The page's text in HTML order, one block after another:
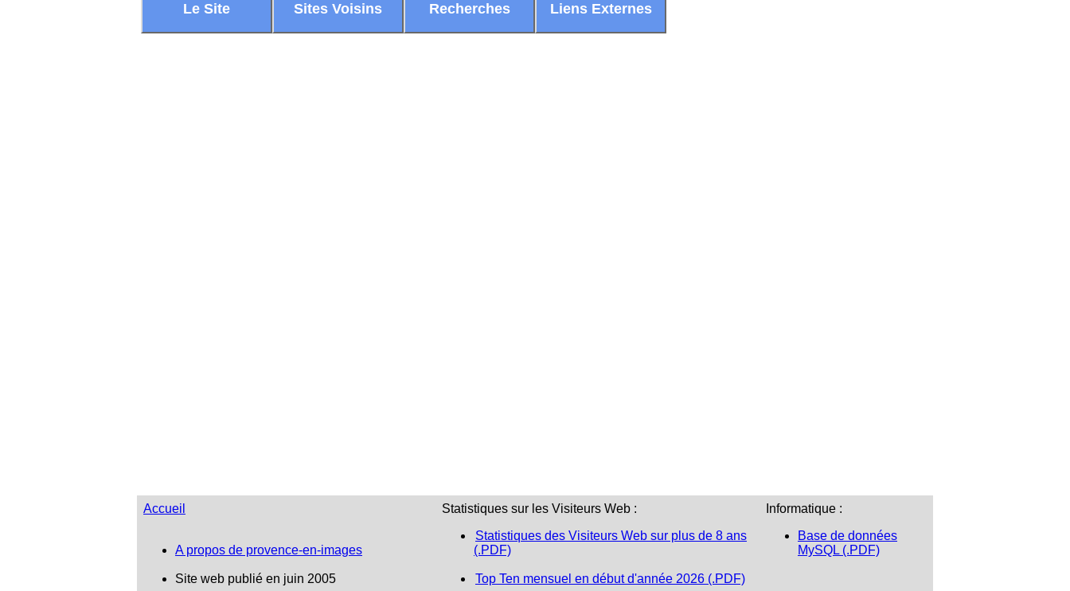
Le Site Sites Voisins Recherches Liens Externes
Accueil
A propos de provence-en-images
Site web publié en juin 2005
Statistiques sur les Visiteurs Web :
Statistiques des Visiteurs Web sur plus de 8 ans
(.PDF)
Top Ten mensuel en début d'année 2026 (.PDF)
Informatique :
Base de données
MySQL (.PDF)